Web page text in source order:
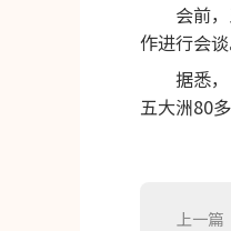
会前
作进行会
据悉
五大洲80
上一篇